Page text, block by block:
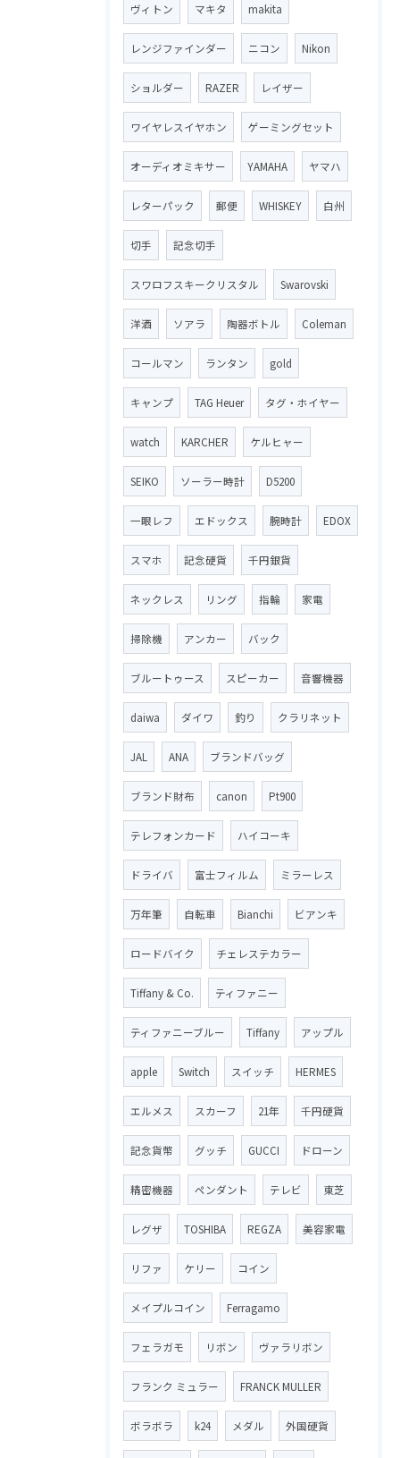
ヴィトン マキタ makita
レンジファインダー ニコン Nikon
ショルダー RAZER レイザー
ワイヤレスイヤホン ゲーミングセット
オーディオミキサー YAMAHA ヤマハ
レターパック 郵便 WHISKEY 白州
切手 記念切手
スワロフスキークリスタル Swarovski
洋酒 ソアラ 陶器ボトル Coleman
コールマン ランタン gold
キャンプ TAG Heuer タグ・ホイヤー
watch KARCHER ケルヒャー
SEIKO ソーラー時計 D5200
一眼レフ エドックス 腕時計 EDOX
スマホ 記念硬貨 千円銀貨
ネックレス リング 指輪 家電
掃除機 アンカー バック
ブルートゥース スピーカー 音響機器
daiwa ダイワ 釣り クラリネット
JAL ANA ブランドバッグ
ブランド財布 canon Pt900
テレフォンカード ハイコーキ
ドライバ 富士フィルム ミラーレス
万年筆 自転車 Bianchi ビアンキ
ロードバイク チェレステカラー
Tiffany & Co. ティファニー
ティファニーブルー Tiffany アップル
apple Switch スイッチ HERMES
エルメス スカーフ 21年 千円硬貨
記念貨幣 グッチ GUCCI ドローン
精密機器 ペンダント テレビ 東芝
レグザ TOSHIBA REGZA 美容家電
リファ ケリー コイン
メイプルコイン Ferragamo
フェラガモ リボン ヴァラリボン
フランク ミュラー FRANCK MULLER
ボラボラ k24 メダル 外国硬貨